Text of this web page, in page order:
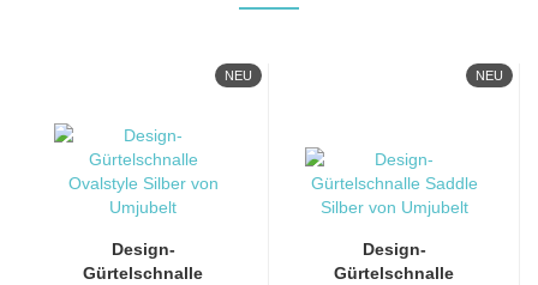
NEU
Design-
Gürtelschnalle
NEU
Design-
Gürtelschnalle